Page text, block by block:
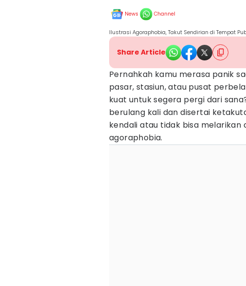
News Channel
Ilustrasi Agoraphobia, Takut Sendirian di Tempat
Share Article
Pernahkah kamu merasa panik
pasar, stasiun, atau pusat
kuat untuk segera pergi dari
berulang kali dan disertai
kendali atau tidak bisa melarikan
agoraphobia.